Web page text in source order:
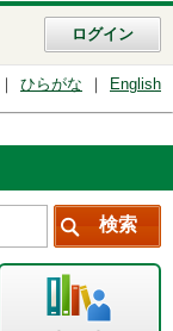
ログイン
ひらがな English